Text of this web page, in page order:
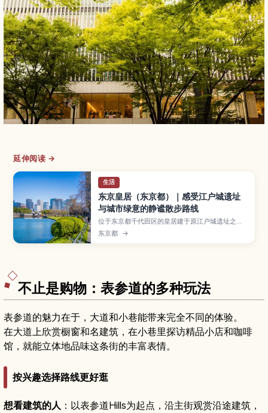
延伸阅读 →
生活
东京皇居（东京都）｜感受江户城遗址
与城市绿意的静谧散步路线
位于东京都千代田区的皇居建于原江户城遗址之
上，是日本天皇的居所，同时也是融合历史建筑与
广阔绿地的城市绿洲。本文介绍皇居东御苑、二重
东京都 →
不止是购物：表参道的多种玩法
表参道的魅力在于，大道和小巷能带来完全不同的体验。
在大道上欣赏橱窗和名建筑，在小巷里探访精品小店和咖啡
馆，就能立体地品味这条街的丰富表情。
按兴趣选择路线更好逛
想看建筑的人 ：以表参道Hills为起点，沿主街观赏沿途建筑，